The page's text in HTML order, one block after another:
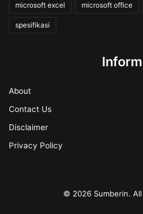
microsoft excel microsoft office
spesifikasi
About
Contact Us
Disclaimer
Privacy Policy
© 2026 Sumberin.